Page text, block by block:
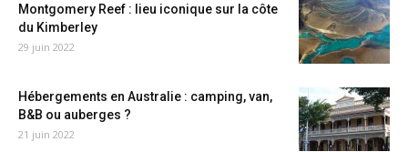
Montgomery Reef : lieu iconique sur la côte
du Kimberley
29 juin 2022
Hébergements en Australie : camping, van,
B&B ou auberges ?
21 juin 2022